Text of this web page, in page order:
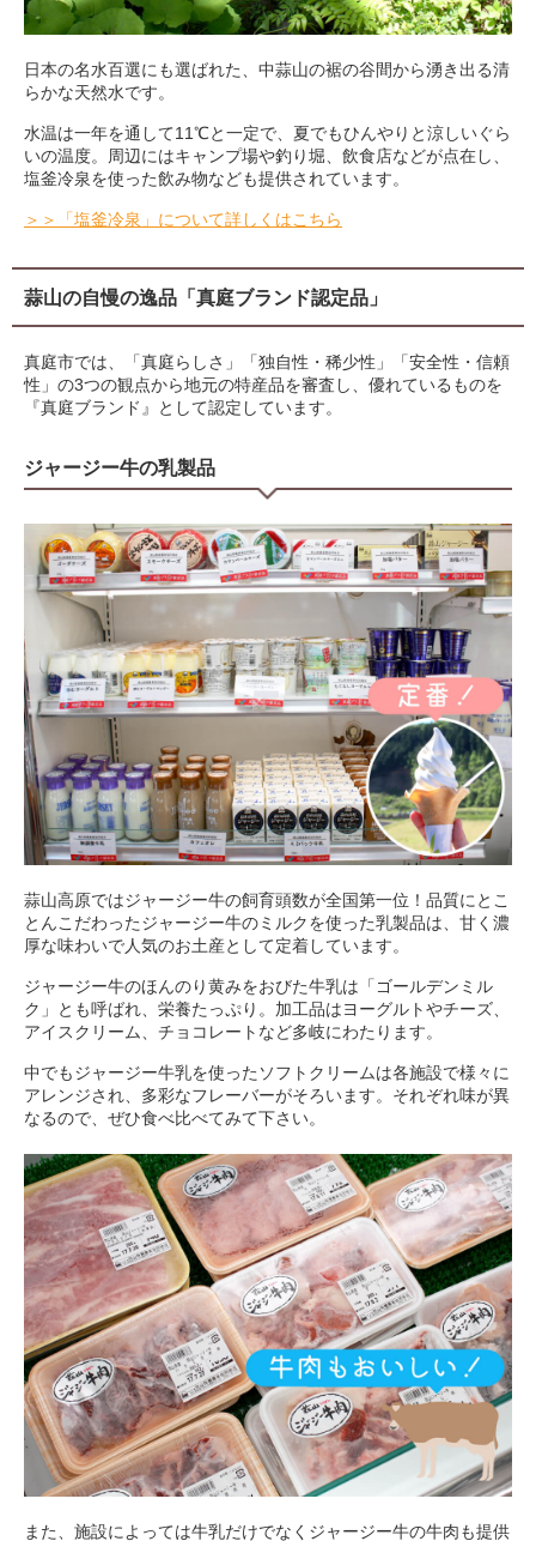
日本の名水百選にも選ばれた、中蒜山の裾の谷間から湧き出る清
らかな天然水です。
水温は一年を通して11℃と一定で、夏でもひんやりと涼しいぐら
いの温度。周辺にはキャンプ場や釣り堀、飲食店などが点在し、
塩釜冷泉を使った飲み物なども提供されています。
＞＞「塩釜冷泉」について詳しくはこちら
蒜山の自慢の逸品「真庭ブランド認定品」
真庭市では、「真庭らしさ」「独自性・稀少性」「安全性・信頼
性」の3つの観点から地元の特産品を審査し、優れているものを
『真庭ブランド』として認定しています。
ジャージー牛の乳製品
蒜山高原ではジャージー牛の飼育頭数が全国第一位！品質にとこ
とんこだわったジャージー牛のミルクを使った乳製品は、甘く濃
厚な味わいで人気のお土産として定着しています。
ジャージー牛のほんのり黄みをおびた牛乳は「ゴールデンミル
ク」とも呼ばれ、栄養たっぷり。加工品はヨーグルトやチーズ、
アイスクリーム、チョコレートなど多岐にわたります。
中でもジャージー牛乳を使ったソフトクリームは各施設で様々に
アレンジされ、多彩なフレーバーがそろいます。それぞれ味が異
なるので、ぜひ食べ比べてみて下さい。
また、施設によっては牛乳だけでなくジャージー牛の牛肉も提供